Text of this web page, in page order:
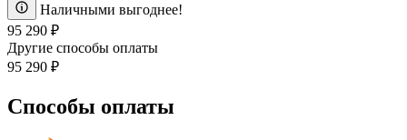
Наличными выгоднее!
95 290 ₽
Другие способы оплаты
95 290 ₽
Способы оплаты